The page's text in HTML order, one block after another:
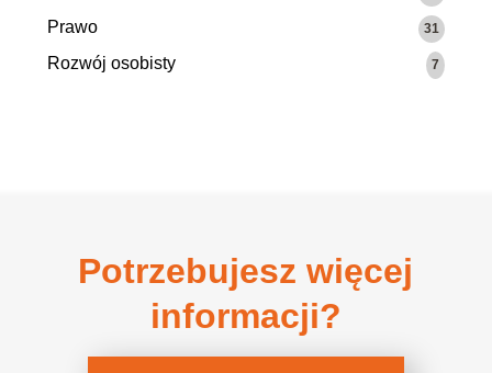
Prawo 31
Rozwój osobisty 7
Potrzebujesz więcej
informacji?